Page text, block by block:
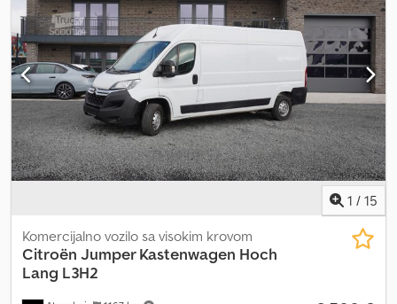
225/65R16C Vešanje: lisnate opruge Pogon: točak Broj cilindara: 4
Zapremina motora: 2.464 cc Prazna masa: 2.200 kg
Dcedpfouczgtox Afljk Nosivost: 1.300 kg Dozvoljena ukupna masa:
3.500 kg Marka motora: Renault
1 / 15
Komercijalno vozilo sa visokim krovom
Citroën Jumper Kastenwagen Hoch
Lang L3H2